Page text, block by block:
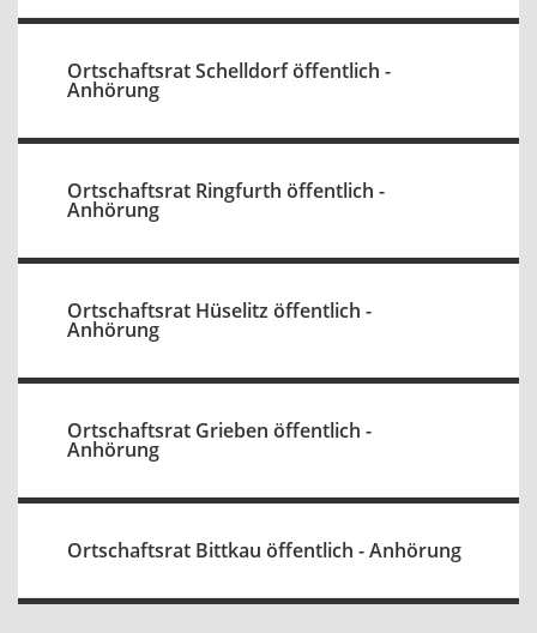
Ortschaftsrat Schelldorf öffentlich -
Anhörung
Ortschaftsrat Ringfurth öffentlich -
Anhörung
Ortschaftsrat Hüselitz öffentlich -
Anhörung
Ortschaftsrat Grieben öffentlich -
Anhörung
Ortschaftsrat Bittkau öffentlich - Anhörung